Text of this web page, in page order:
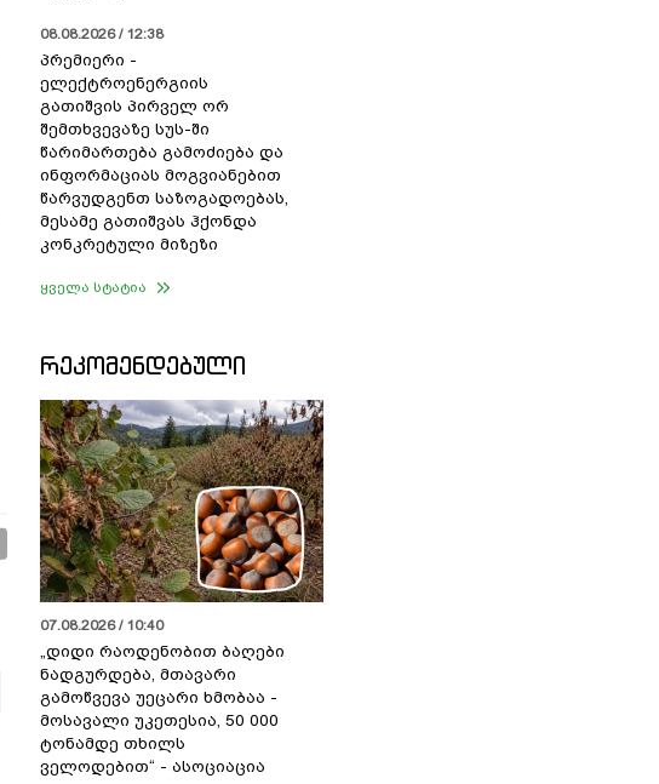
08.08.2026 / 12:38
პრემიერი -
ელექტროენერგიის
გათიშვის პირველ ორ
შემთხვევაზე სუს-ში
წარიმართება გამოძიება და
ინფორმაციას მოგვიანებით
წარვუდგენთ საზოგადოებას,
მესამე გათიშვას ჰქონდა
კონკრეტული მიზეზი
ყველა სტატია
ᲠᲔᲙᲝᲛᲔᲜᲓᲔᲑᲣᲚᲘ
07.08.2026 / 10:40
„დიდი რაოდენობით ბაღები
ნადგურდება, მთავარი
გამოწვევა უეცარი ხმობაა -
მოსავალი უკეთესია, 50 000
ტონამდე თხილს
ველოდებით“ - ასოციაცია